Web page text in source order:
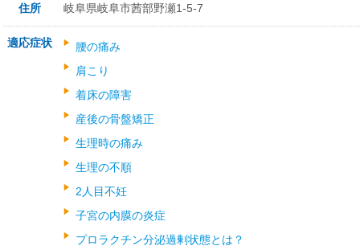
住所 岐阜県岐阜市茜部野瀬1-5-7
適応症状
腰の痛み
肩こり
着床の障害
産後の骨盤矯正
生理時の痛み
生理の不順
2人目不妊
子宮の内膜の炎症
プロラクチン分泌過剰状態とは？